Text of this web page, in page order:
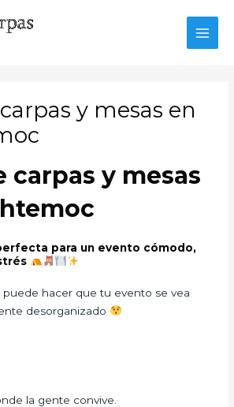
y mesas en
carpas y mesas
para un evento cómodo,
puede hacer que tu evento se vea
desorganizado
la gente convive.